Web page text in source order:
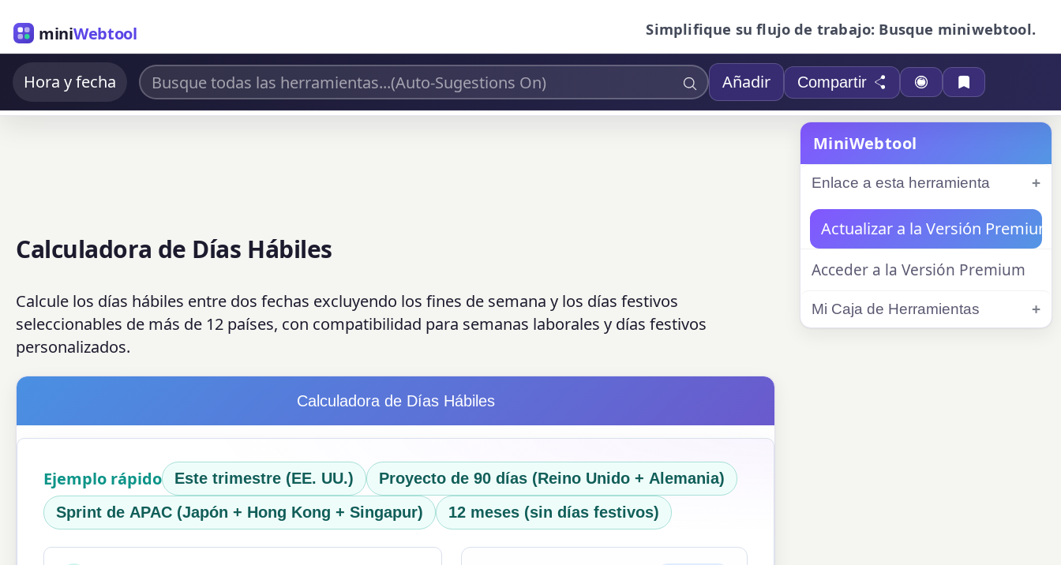
miniWebtool Simplifique su flujo de trabajo: Busque miniwebtool.
Hora y fecha Añadir Compartir
Calculadora de Días Hábiles
Calcule los días hábiles entre dos fechas excluyendo los fines de semana y los días festivos
seleccionables de más de 12 países, con compatibilidad para semanas laborales y días festivos
personalizados.
Calculadora de Días Hábiles
Ejemplo rápido Este trimestre (EE. UU.)
Proyecto de 90 días (Reino Unido + Alemania)
Sprint de APAC (Japón + Hong Kong + Singapur)
12 meses (sin días festivos)
MiniWebtool
Enlace a esta herramienta
Actualizar a la Versión Premium
Acceder a la Versión Premium
Mi Caja de Herramientas